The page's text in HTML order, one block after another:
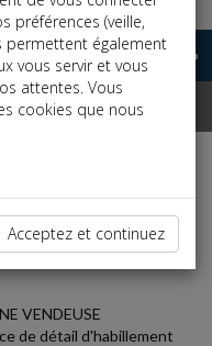
VENDEUSE
de détail d'habillement
préférences (veille,
permettent également
vous servir et vous
attentes. Vous
cookies que nous
Acceptez et continuez